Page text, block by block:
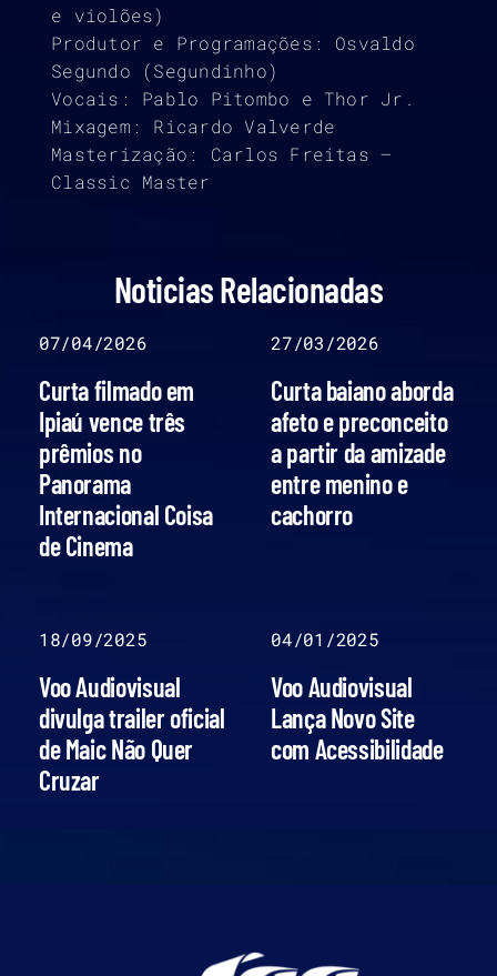
e violões)
Produtor e Programações: Osvaldo
Segundo (Segundinho)
Vocais: Pablo Pitombo e Thor Jr.
Mixagem: Ricardo Valverde
Masterização: Carlos Freitas –
Classic Master
Noticias Relacionadas
07/04/2026
Curta filmado em
Ipiaú vence três
prêmios no
Panorama
Internacional Coisa
de Cinema
27/03/2026
Curta baiano aborda
afeto e preconceito
a partir da amizade
entre menino e
cachorro
18/09/2025
Voo Audiovisual
divulga trailer oficial
de Maic Não Quer
Cruzar
04/01/2025
Voo Audiovisual
Lança Novo Site
com Acessibilidade